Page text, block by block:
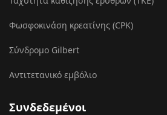
Φωσφοκινάση κρεατίνης (CPK)
Σύνδρομο Gilbert
Αντιτετανικό εμβόλιο
Συνδεδεμένοι